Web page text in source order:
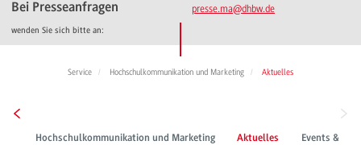
Bei Presseanfragen
wenden Sie sich bitte an:
presse.ma@dhbw.de
Service Hochschulkommunikation und Marketing Aktuelles
Hochschulkommunikation und Marketing Aktuelles Events &